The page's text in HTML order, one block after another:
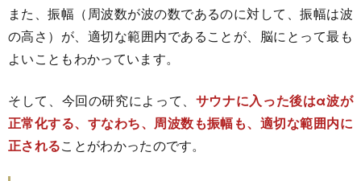
また、振幅（周波数が波の数であるのに対して、振幅は波
の高さ）が、適切な範囲内であることが、脳にとって最も
よいこともわかっています。
そして、今回の研究によって、 サウナに入った後はα波が
正常化する、すなわち、周波数も振幅も、適切な範囲内に
正されることがわかったのです。